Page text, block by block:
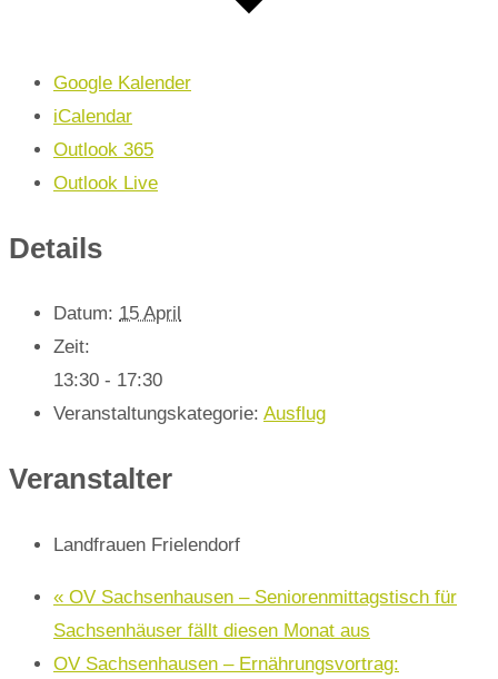
Google Kalender
iCalendar
Outlook 365
Outlook Live
Details
Datum: 15 April
Zeit:
13:30 - 17:30
Veranstaltungskategorie: Ausflug
Veranstalter
Landfrauen Frielendorf
« OV Sachsenhausen – Seniorenmittagstisch für
Sachsenhäuser fällt diesen Monat aus
OV Sachsenhausen – Ernährungsvortrag: